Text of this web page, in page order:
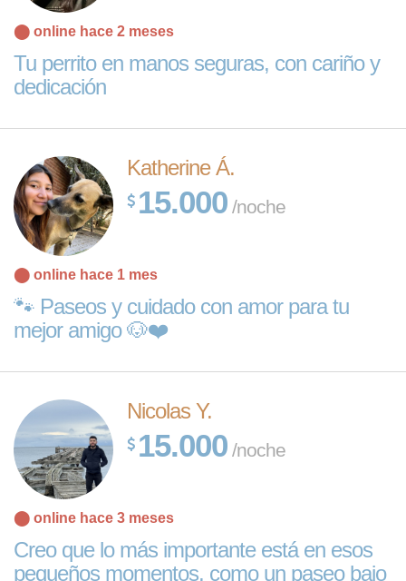
⬤ online hace 2 meses
Tu perrito en manos seguras, con cariño y
dedicación
Katherine Á.
15.000 /noche
⬤ online hace 1 mes
🐾 Paseos y cuidado con amor para tu
mejor amigo 🐶❤️
Nicolas Y.
15.000 /noche
⬤ online hace 3 meses
Creo que lo más importante está en esos
pequeños momentos, como un paseo bajo